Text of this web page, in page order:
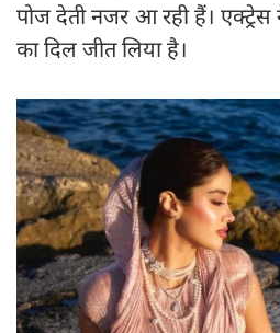
पोज देती नजर आ रही हैं।
का दिल जीत लिया है।